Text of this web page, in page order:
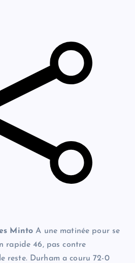
Minto A une matinée pour se
rapide 46, pas contre
reste. Durham a couru 72-0